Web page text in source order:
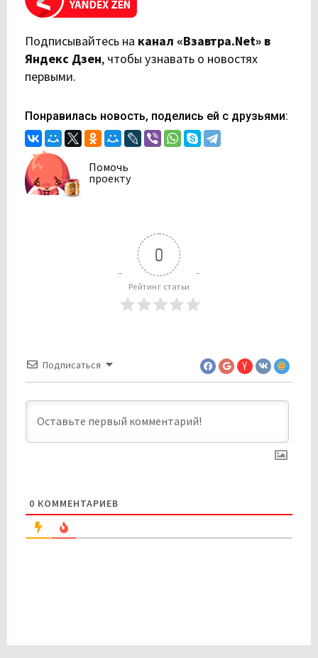
Подписывайтесь на канал «Взавтра.Net» в
Яндекс Дзен, чтобы узнавать о новостях
первыми.
Понравилась новость, поделись ей с друзьями:
Помочь
проекту
0
Рейтинг статьи
Подписаться
0 КОММЕНТАРИЕВ